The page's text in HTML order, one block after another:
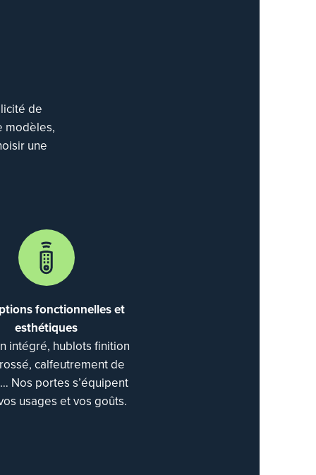
de
modèles,
une
fonctionnelles et
esthétiques
intégré, hublots finition
calfeutrement de
Nos portes s’équipent
usages et vos goûts.